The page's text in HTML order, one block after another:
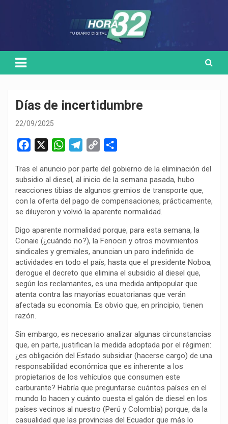
Días de incertidumbre
22/09/2025
c
e
b
o
k
W
a
t
s
A
p
l
e
g
r
m
p
y
L
i
k
m
p
a
r
i
r
Tras el anuncio por parte del gobierno de la eliminación del
subsidio al diesel, al inicio de la semana pasada, hubo
reacciones tibias de algunos gremios de transporte que,
con la oferta del pago de compensaciones, prácticamente,
se diluyeron y volvió la aparente normalidad.
Digo aparente normalidad porque, para esta semana, la
Conaie (¿cuándo no?), la Fenocin y otros movimientos
sindicales y gremiales, anuncian un paro indefinido de
actividades en todo el país, hasta que el presidente Noboa,
derogue el decreto que elimina el subsidio al diesel que,
según los reclamantes, es una medida antipopular que
atenta contra las mayorías ecuatorianas que verán
afectada su economía. Es obvio que, en principio, tienen
razón.
Sin embargo, es necesario analizar algunas circunstancias
que, en parte, justifican la medida adoptada por el régimen:
¿es obligación del Estado subsidiar (hacerse cargo) de una
responsabilidad económica que es inherente a los
propietarios de los vehículos que consumen este
carburante? Habría que preguntarse cuántos países en el
mundo lo hacen y cuánto cuesta el galón de diesel en los
países vecinos al nuestro (Perú y Colombia) porque, da la
casualidad que las provincias del Ecuador que más lo